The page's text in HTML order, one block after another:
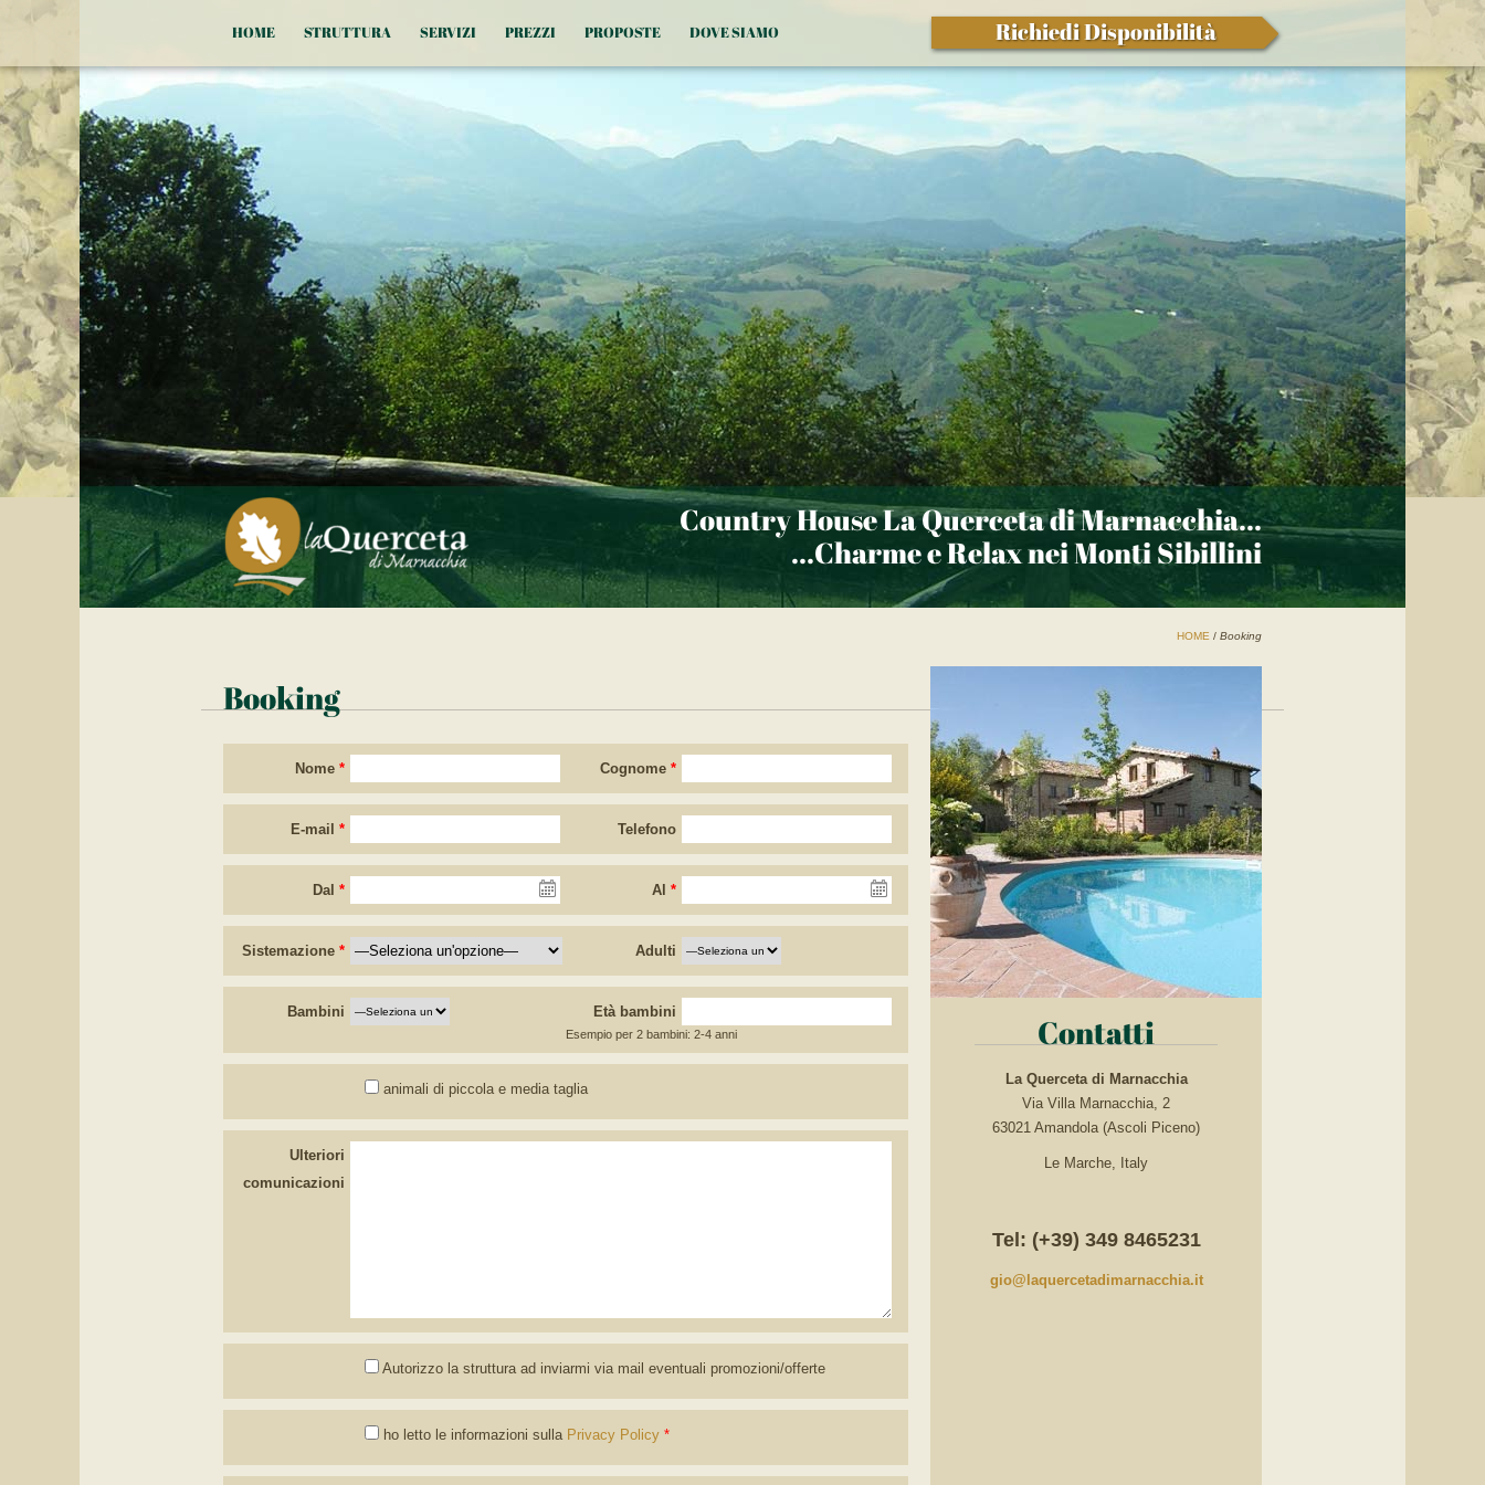
HOME STRUTTURA SERVIZI PREZZI PROPOSTE DOVE SIAMO Richiedi Disponibilità
Country House La Querceta di Marnacchia...
...Charme e Relax nei Monti Sibillini
HOME / Booking
Booking
Nome * Cognome *
E-mail * Telefono
Dal * Al *
Sistemazione * Adulti
Bambini Età bambini
Esempio per 2 bambini: 2-4 anni
animali di piccola e media taglia
Ulteriori
comunicazioni
Autorizzo la struttura ad inviarmi via mail eventuali promozioni/offerte
ho letto le informazioni sulla Privacy Policy *
Contatti
La Querceta di Marnacchia
Via Villa Marnacchia, 2
63021 Amandola (Ascoli Piceno)
Le Marche, Italy
Tel: (+39) 349 8465231
gio@laquercetadimarnacchia.it